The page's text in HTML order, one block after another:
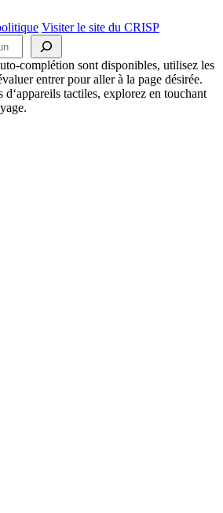
Visiter le site du CRISP
complétion sont disponibles, utilisez les
entrer pour aller à la page désirée.
tactiles, explorez en touchant